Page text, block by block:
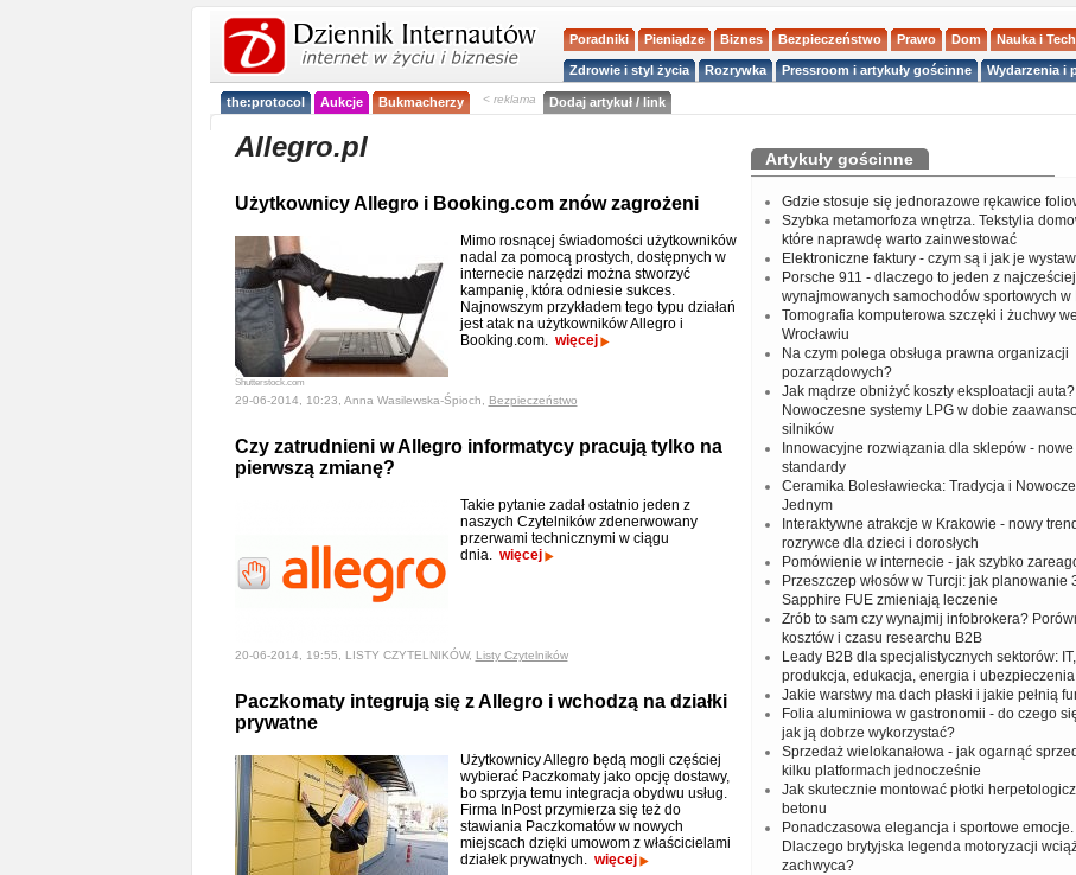
Poradniki Pieniądze Biznes Bezpieczeństwo Prawo Dom Nauka i
Zdrowie i styl życia Rozrywka Pressroom i artykuły gościnne Wydarzenia i
the:protocol Aukcje Bukmacherzy < reklama Dodaj artykuł / link
Allegro.pl
Użytkownicy Allegro i Booking.com znów zagrożeni
Shutterstock.com
Mimo rosnącej świadomości użytkowników
nadal za pomocą prostych, dostępnych w
internecie narzędzi można stworzyć
kampanię, która odniesie sukces.
Najnowszym przykładem tego typu działań
jest atak na użytkowników Allegro i
Booking.com. więcej
29-06-2014, 10:23, Anna Wasilewska-Śpioch, Bezpieczeństwo
Czy zatrudnieni w Allegro informatycy pracują tylko na
pierwszą zmianę?
Takie pytanie zadał ostatnio jeden z
naszych Czytelników zdenerwowany
przerwami technicznymi w ciągu
dnia. więcej
20-06-2014, 19:55, LISTY CZYTELNIKÓW, Listy Czytelników
Paczkomaty integrują się z Allegro i wchodzą na działki
prywatne
Użytkownicy Allegro będą mogli częściej
wybierać Paczkomaty jako opcję dostawy,
bo sprzyja temu integracja obydwu usług.
Firma InPost przymierza się też do
stawiania Paczkomatów w nowych
miejscach dzięki umowom z właścicielami
działek prywatnych. więcej
Artykuły gościnne
Gdzie stosuje się jednorazowe rękawice
Szybka metamorfoza wnętrza. Tekstylia
które naprawdę warto zainwestować
Elektroniczne faktury - czym są i jak je
Porsche 911 - dlaczego to jeden z najcześciej
wynajmowanych samochodów sportowych w
Tomografia komputerowa szczęki i żuchwy we
Wrocławiu
Na czym polega obsługa prawna organizacji
pozarządowych?
Jak mądrze obniżyć koszty eksploatacji auta?
Nowoczesne systemy LPG w dobie
silników
Innowacyjne rozwiązania dla sklepów - nowe
standardy
Ceramika Bolesławiecka: Tradycja i
Jednym
Interaktywne atrakcje w Krakowie - nowy
rozrywce dla dzieci i dorosłych
Pomówienie w internecie - jak szybko
Przeszczep włosów w Turcji: jak planowanie
Sapphire FUE zmieniają leczenie
Zrób to sam czy wynajmij infobrokera?
kosztów i czasu researchu B2B
Leady B2B dla specjalistycznych sektorów: IT,
produkcja, edukacja, energia i ubezpieczenia
Jakie warstwy ma dach płaski i jakie pełnią
Folia aluminiowa w gastronomii - do czego
jak ją dobrze wykorzystać?
Sprzedaż wielokanałowa - jak ogarnąć
kilku platformach jednocześnie
Jak skutecznie montować płotki
betonu
Ponadczasowa elegancja i sportowe emocje.
Dlaczego brytyjska legenda motoryzacji
zachwyca?